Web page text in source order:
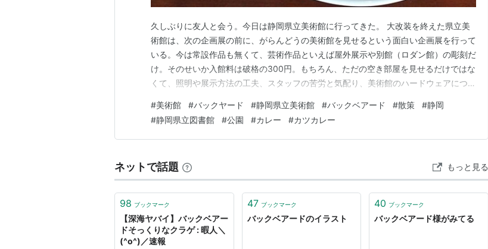
厳しい。久しぶりに友人と会う。今日は静岡県立美術館に行ってきた。 大改装を終えた県立美
術館は、次の企画展の前に、がらんどうの美術館を見せるという面白い企画展を行って
いる。今は常設作品も無くて、芸術作品といえば屋外展示や別館（ロダン館）の彫刻だ
け。そのせいか入館料は破格の300円。もちろん、ただの空き部屋を見せるだけではな
くて、照明や展示方法の工夫、スタッフの苦労と気配り、美術館のハードウェアについ
300円。 人によっては高いと思うかもしれない。そういう感想のブログも読んだ。で
も僕は存分に楽しめた。 元より、バックヤードツアー的…
#美術館 #バックヤード #静岡県立美術館 #バックベアード #散策 #静岡
#静岡県立図書館 #公園 #カレー #カツカレー
ネットで話題 もっと見る
98 ブックマーク
【深海ヤバイ】バックベアー
ドそっくりなクラゲ : 暇人＼
(^o^)／速報
47 ブックマーク
バックベアードのイラスト
40 ブックマーク
バックベアード様がみてる